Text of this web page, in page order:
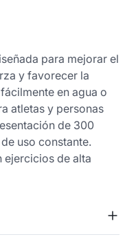
para mejorar el
y favorecer la
en agua o
atletas y personas
de 300
uso constante.
ejercicios de alta